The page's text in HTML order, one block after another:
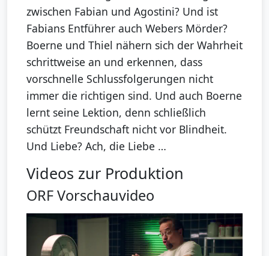
zwischen Fabian und Agostini? Und ist
Fabians Entführer auch Webers Mörder?
Boerne und Thiel nähern sich der Wahrheit
schrittweise an und erkennen, dass
vorschnelle Schlussfolgerungen nicht
immer die richtigen sind. Und auch Boerne
lernt seine Lektion, denn schließlich
schützt Freundschaft nicht vor Blindheit.
Und Liebe? Ach, die Liebe …
Videos zur Produktion
ORF Vorschauvideo